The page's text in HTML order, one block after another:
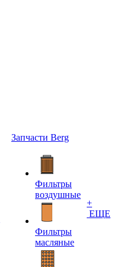
Запчасти Berg
Фильтры
воздушные
Фильтры
масляные
+
ЕЩЕ